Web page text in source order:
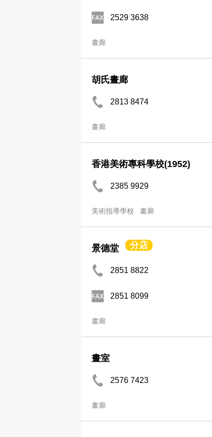
2529 3638
畫廊
胡氏畫廊
2813 8474
畫廊
香港美術專科學校(1952)
2385 9929
美術指導學校 畫廊
景德堂 分店
2851 8822
2851 8099
畫廊
畫室
2576 7423
畫廊